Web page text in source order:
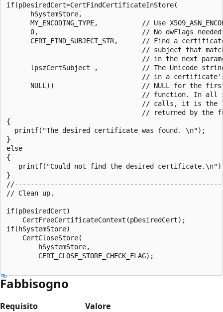
if(pDesiredCert=CertFindCertificateInStore(
      hSystemStore,
MY_ENCODING_TYPE,           // Use
0,                          // No dwFlags
CERT_FIND_SUBJECT_STR,      // Find a
// subject that
// in the next
lpszCertSubject ,           // The Unicode
// in a
NULL))                      // NULL for the
// function. In all
// calls, it is the
// returned by the
{
  printf("The desired certificate was found. \n");
}
else
{
printf("Could not find the desired
}
// Clean up.
if(pDesiredCert)
    CertFreeCertificateContext(pDesiredCert);
if(hSystemStore)
    CertCloseStore(
        hSystemStore,
        CERT_CLOSE_STORE_CHECK_FLAG);
Fabbisogno
Requisito
Valore